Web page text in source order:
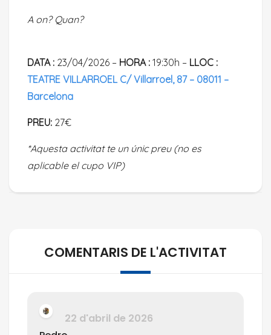
A on? Quan?
DATA : 23/04/2026 – HORA : 19:30h – LLOC :
TEATRE VILLARROEL C/ Villarroel, 87 – 08011 –
Barcelona
PREU: 27€
*Aquesta activitat te un únic preu (no es
aplicable el cupo VIP)
COMENTARIS DE L'ACTIVITAT
22 d'abril de 2026